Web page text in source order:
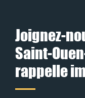
Joignez-
Saint-
rappelle